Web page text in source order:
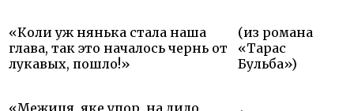
«Коли уж нянька стала наша
глава, так это началось чернь от
лукавых, пошло!»
(из романа
«Тарас
Бульба»)
«Межиця, яке упор, на дило